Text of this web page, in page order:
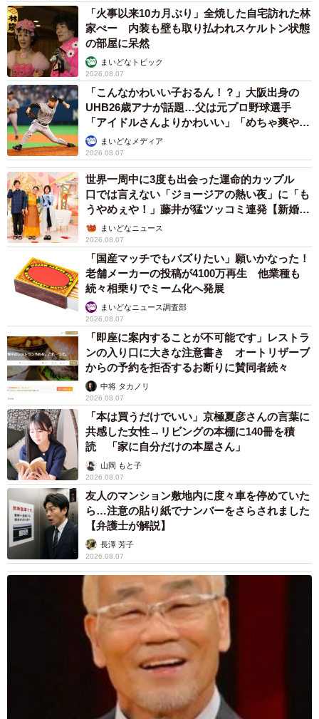
「火事以来10カ月ぶり」全焼した自宅訪れた林
家ぺー 内装も壁も取り払われスケルトン状態
の部屋に呆然
まいどなトピック
2026.08.07
「こんなかわいい子おるん！？」大阪出身の
UHB26歳アナが話題…父は元プロ野球選手
「アイドルさんよりかわいい」「めちゃ爽や
か」まいどなメディア
2026.08.07
世界一周中に3度も出会った運命的カップル
口では言えない「ジョージアの熱い夜」に「も
うやめぇや！」藤井が猛ツッコミ連発【新婚さ
ん】まいどなニュース
2026.08.07
「国産マッチでもバズりたい」願いかなった！
老舗メーカーの投稿が4100万再生 他業種も
続々相乗りでミーム化へ発展
まいどなニュース調査部
2026.08.07
「即座に案内することが不可能です」レストラ
ンの入り口に大きな注意書き オートリザーブ
からの予約を拒否するお断りに賛同者続々
中将 タカノリ
2026.08.07
「本は買うだけでいい」京極夏彦さんの言葉に
共感した女性→リビングの本棚に140冊を積
読 「家に自分だけの本屋さん」
山岡 もと子
2026.08.07
友人のマンション敷地内に度々車を停めていた
ら…注意の貼り紙でナンバーをさらされました
【弁護士が解説】
長澤 芳子
2026.08.07